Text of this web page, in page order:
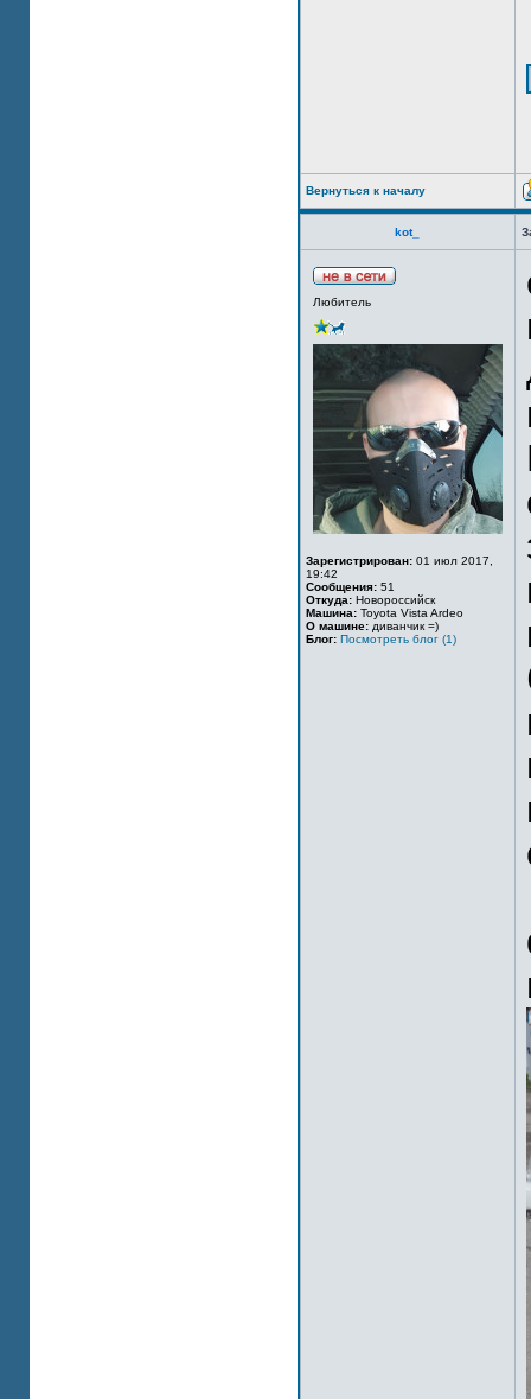
Вернуться к началу
kot_
Любитель
Зарегистрирован: 01 июл 2017,
19:42
Сообщения: 51
Откуда: Новороссийск
Машина: Toyota Vista Ardeo
О машине: диванчик =)
Блог: Посмотреть блог (1)